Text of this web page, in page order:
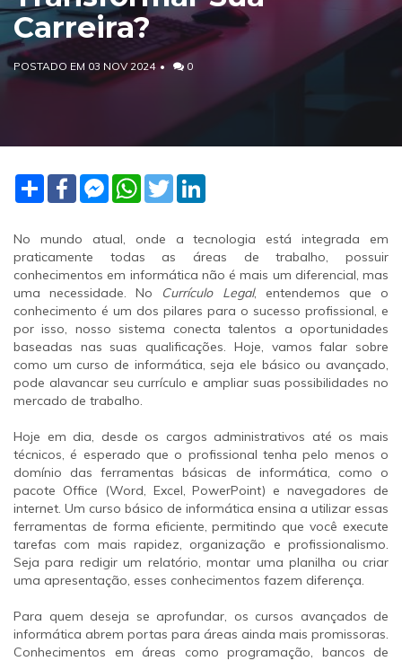
Carreira?
POSTADO EM 03 NOV 2024 0
Share FacebookFacebook
Messenger
WhatsApp
Twitter
No mundo atual, onde a tecnologia está integrada em
praticamente todas as áreas de trabalho, possuir
conhecimentos em informática não é mais um diferencial, mas
uma necessidade. No Currículo Legal, entendemos que o
conhecimento é um dos pilares para o sucesso profissional, e
por isso, nosso sistema conecta talentos a oportunidades
baseadas nas suas qualificações. Hoje, vamos falar sobre
como um curso de informática, seja ele básico ou avançado,
pode alavancar seu currículo e ampliar suas possibilidades no
mercado de trabalho.
Hoje em dia, desde os cargos administrativos até os mais
técnicos, é esperado que o profissional tenha pelo menos o
domínio das ferramentas básicas de informática, como o
pacote Office (Word, Excel, PowerPoint) e navegadores de
internet. Um curso básico de informática ensina a utilizar essas
ferramentas de forma eficiente, permitindo que você execute
tarefas com mais rapidez, organização e profissionalismo.
Seja para redigir um relatório, montar uma planilha ou criar
uma apresentação, esses conhecimentos fazem diferença.
Para quem deseja se aprofundar, os cursos avançados de
informática abrem portas para áreas ainda mais promissoras.
Conhecimentos em áreas como programação, bancos de